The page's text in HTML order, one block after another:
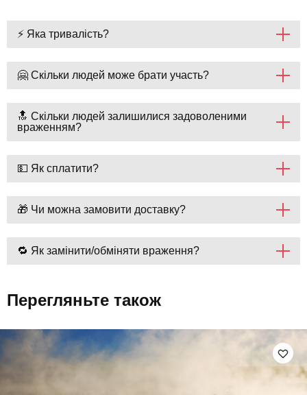
⚡ Яка тривалість?
🤗 Скільки людей може брати участь?
🔝 Скільки людей залишилися задоволеними
враженням?
💵 Як сплатити?
🎁 Чи можна замовити доставку?
🔁 Як замінити/обміняти враження?
Перегляньте також